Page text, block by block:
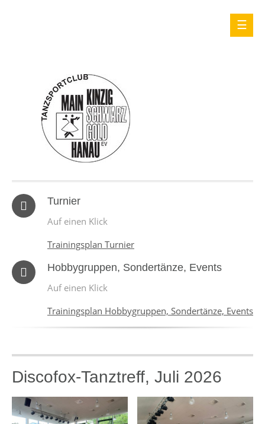
Turnier
Auf einen Klick
Trainingsplan Turnier
Hobbygruppen, Sondertänze, Events
Auf einen Klick
Trainingsplan Hobbygruppen, Sondertänze, Events
Discofox-Tanztreff, Juli 2026